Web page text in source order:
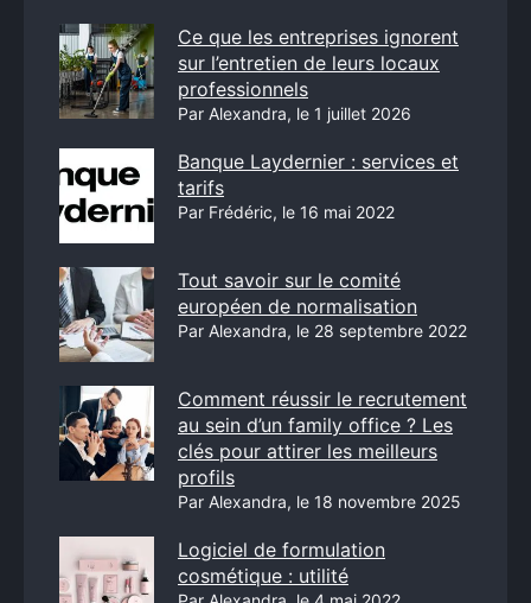
Ce que les entreprises ignorent
sur l’entretien de leurs locaux
professionnels
Par Alexandra, le 1 juillet 2026
Banque Laydernier : services et
tarifs
Par Frédéric, le 16 mai 2022
Tout savoir sur le comité
européen de normalisation
Par Alexandra, le 28 septembre 2022
Comment réussir le recrutement
au sein d’un family office ? Les
clés pour attirer les meilleurs
profils
Par Alexandra, le 18 novembre 2025
Logiciel de formulation
cosmétique : utilité